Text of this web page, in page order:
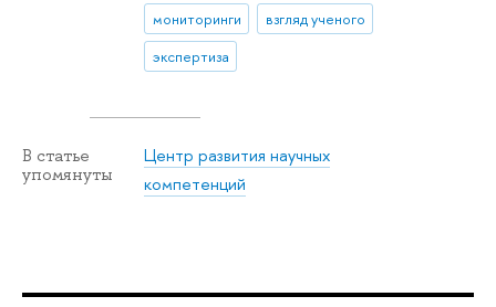
мониторинги
взгляд ученого
экспертиза
В статье
упомянуты
Центр развития научных
компетенций